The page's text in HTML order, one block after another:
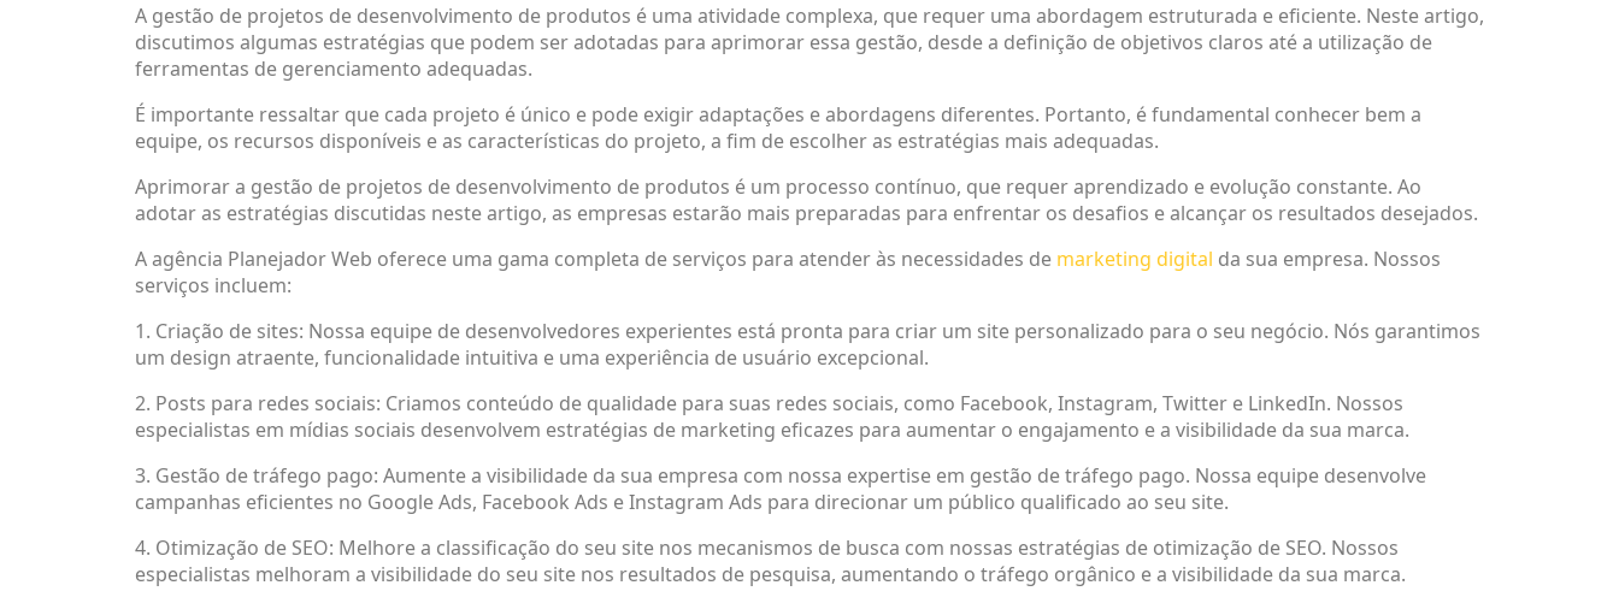
A gestão de projetos de desenvolvimento de produtos é uma atividade complexa, que requer uma abordagem estruturada e eficiente. Neste artigo,
discutimos algumas estratégias que podem ser adotadas para aprimorar essa gestão, desde a definição de objetivos claros até a utilização de
ferramentas de gerenciamento adequadas.
É importante ressaltar que cada projeto é único e pode exigir adaptações e abordagens diferentes. Portanto, é fundamental conhecer bem a
equipe, os recursos disponíveis e as características do projeto, a fim de escolher as estratégias mais adequadas.
Aprimorar a gestão de projetos de desenvolvimento de produtos é um processo contínuo, que requer aprendizado e evolução constante. Ao
adotar as estratégias discutidas neste artigo, as empresas estarão mais preparadas para enfrentar os desafios e alcançar os resultados desejados.
A agência Planejador Web oferece uma gama completa de serviços para atender às necessidades de marketing digital da sua empresa. Nossos
serviços incluem:
1. Criação de sites: Nossa equipe de desenvolvedores experientes está pronta para criar um site personalizado para o seu negócio. Nós garantimos
um design atraente, funcionalidade intuitiva e uma experiência de usuário excepcional.
2. Posts para redes sociais: Criamos conteúdo de qualidade para suas redes sociais, como Facebook, Instagram, Twitter e LinkedIn. Nossos
especialistas em mídias sociais desenvolvem estratégias de marketing eficazes para aumentar o engajamento e a visibilidade da sua marca.
3. Gestão de tráfego pago: Aumente a visibilidade da sua empresa com nossa expertise em gestão de tráfego pago. Nossa equipe desenvolve
campanhas eficientes no Google Ads, Facebook Ads e Instagram Ads para direcionar um público qualificado ao seu site.
4. Otimização de SEO: Melhore a classificação do seu site nos mecanismos de busca com nossas estratégias de otimização de SEO. Nossos
especialistas melhoram a visibilidade do seu site nos resultados de pesquisa, aumentando o tráfego orgânico e a visibilidade da sua marca.